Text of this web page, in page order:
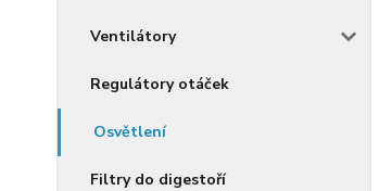
Ventilátory
Regulátory otáček
Osvětlení
Filtry do digestoří